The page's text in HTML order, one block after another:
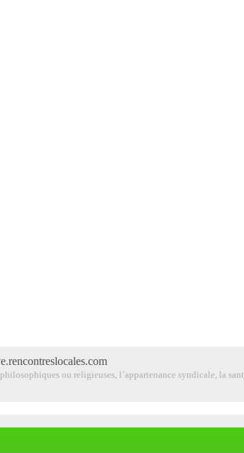
ou religieuses, l’appartenance syndicale, la